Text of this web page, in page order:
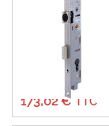
173,02 €